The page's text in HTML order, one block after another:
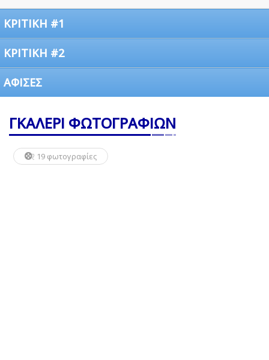
ΚΡΙΤΙΚΗ #1
ΚΡΙΤΙΚΗ #2
ΑΦΙΣΕΣ
ΓΚΑΛΕΡΙ ΦΩΤΟΓΡΑΦΙΩΝ
19 φωτογραφίες